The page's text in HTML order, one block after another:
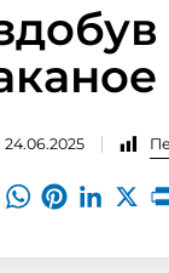
24.06.2025